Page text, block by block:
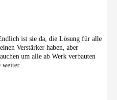
ist sie da, die Lösung für alle
Verstärker haben, aber
um alle ab Werk verbauten
weiter...